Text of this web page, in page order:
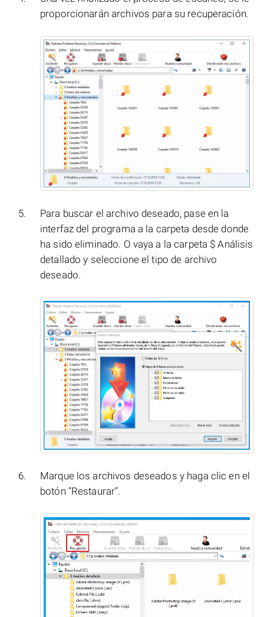
proporcionarán archivos para su recuperación.
Para buscar el archivo deseado, pase en la
interfaz del programa a la carpeta desde donde
ha sido eliminado. O vaya a la carpeta $ Análisis
detallado y seleccione el tipo de archivo
deseado.
Marque los archivos deseados y haga clic en el
botón “Restaurar”.